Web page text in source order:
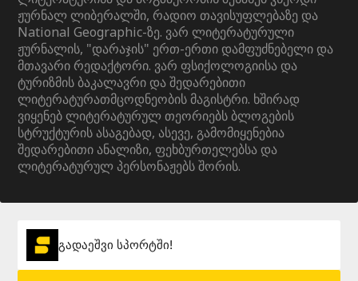
ჟურნალ ლიბერალში, რადიო თავისუფლებაზე და
National Geographic-ზე. ვარ ლიტერატურული
ჟურნალის, "დარაჯის" ერთ-ერთი დამფუძნებელი და
მთავარი რედაქტორი. ვარ ფსიქოლოგიისა და
ტურიზმის ბაკალავრი და შედარებითი
ლიტერატურათმცოდნეობის მაგისტრი. ხშირად
ვიყენებ ლიტერატურულ თეორიებს ბლოგების
სტრუქტურის ასაგებად, ასევე, გამომიყენებია
შედარებითი ანალიზი, ფეხბურთელებსა და
ლიტერატურულ პერსონაჟებს შორის.
გადაეშვი სპორტში!